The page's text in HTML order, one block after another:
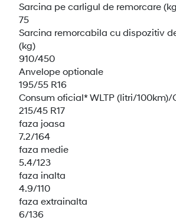
Sarcina pe carligul de remorcare
75
Sarcina remorcabila cu dispozitiv
(kg)
910/450
Anvelope optionale
195/55 R16
Consum oficial* WLTP (litri/100km)/
215/45 R17
faza joasa
7.2/164
faza medie
5.4/123
faza inalta
4.9/110
faza extrainalta
6/136